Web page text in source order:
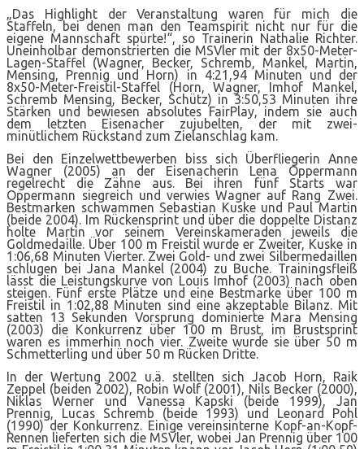
„Das Highlight der Veranstaltung waren für mich die
Staffeln, bei denen man den Teamspirit nicht nur für die
eigene Mannschaft spürte!“, so Trainerin Nathalie Richter.
Uneinholbar demonstrierten die MSVler mit der 8x50-Meter-
Lagen-Staffel (Wagner, Becker, Schremb, Mankel, Martin,
Mensing, Prennig und Horn) in 4:21,94 Minuten und der
8x50-Meter-Freistil-Staffel (Horn, Wagner, Imhof Mankel,
Schremb Mensing, Becker, Schütz) in 3:50,53 Minuten ihre
Stärken und bewiesen absolutes FairPlay, indem sie auch
dem letzten Eisenacher zujubelten, der mit zwei-
minütlichem Rückstand zum Zielanschlag kam.
Bei den Einzelwettbewerben biss sich Überfliegerin Anne
Wagner (2005) an der Eisenacherin Lena Oppermann
regelrecht die Zähne aus. Bei ihren fünf Starts war
Oppermann siegreich und verwies Wagner auf Rang Zwei.
Bestmarken schwammen Sebastian Kuske und Paul Martin
(beide 2004). Im Rückensprint und über die doppelte Distanz
holte Martin vor seinem Vereinskameraden jeweils die
Goldmedaille. Über 100 m Freistil wurde er Zweiter, Kuske in
1:06,68 Minuten Vierter. Zwei Gold- und zwei Silbermedaillen
schlugen bei Jana Mankel (2004) zu Buche. Trainingsfleiß
lässt die Leistungskurve von Louis Imhof (2003) nach oben
steigen. Fünf erste Plätze und eine Bestmarke über 100 m
Freistil in 1:02,88 Minuten sind eine akzeptable Bilanz. Mit
satten 13 Sekunden Vorsprung dominierte Mara Mensing
(2003) die Konkurrenz über 100 m Brust, im Brustsprint
waren es immerhin noch vier. Zweite wurde sie über 50 m
Schmetterling und über 50 m Rücken Dritte.
In der Wertung 2002 u.ä. stellten sich Jacob Horn, Raik
Zeppel (beiden 2002), Robin Wolf (2001), Nils Becker (2000),
Niklas Werner und Vanessa Kapski (beide 1999), Jan
Prennig, Lucas Schremb (beide 1993) und Leonard Pohl
(1990) der Konkurrenz. Einige vereinsinterne Kopf-an-Kopf-
Rennen lieferten sich die MSVler, wobei Jan Prennig über 100